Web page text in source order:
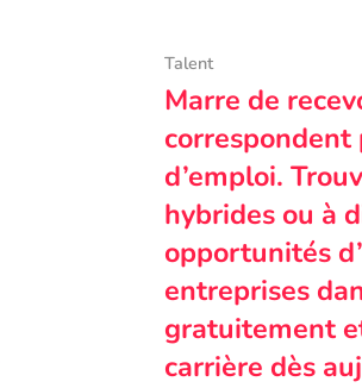
Talent
Marre de
correspondent
d’emploi.
hybrides ou à
opportunités
entreprises
gratuitement
carrière dès